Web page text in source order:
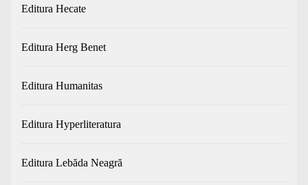
Editura Hecate
Editura Herg Benet
Editura Humanitas
Editura Hyperliteratura
Editura Lebăda Neagră